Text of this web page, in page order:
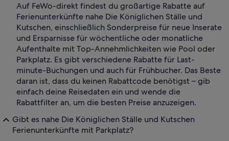
Auf FeWo-direkt findest du großartige Rabatte auf
Ferienunterkünfte nahe Die Königlichen Ställe und
Kutschen, einschließlich Sonderpreise für neue Inserate
und Ersparnisse für wöchentliche oder monatliche
Aufenthalte mit Top-Annehmlichkeiten wie Pool oder
Parkplatz. Es gibt verschiedene Rabatte für Last-
minute-Buchungen und auch für Frühbucher. Das Beste
daran ist, dass du keinen Rabattcode benötigst – gib
einfach deine Reisedaten ein und wende die
Rabattfilter an, um die besten Preise anzuzeigen.
Gibt es nahe Die Königlichen Ställe und Kutschen
Ferienunterkünfte mit Parkplatz?